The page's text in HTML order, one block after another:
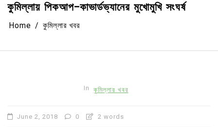
কুমিল্লায় পিকআপ-কাভার্ডভ্যানের মুখোমুখি সংঘর্ষ
Home কুমিল্লার খবর
In কুমিল্লার খবর
June 2, 2018 0 2 words